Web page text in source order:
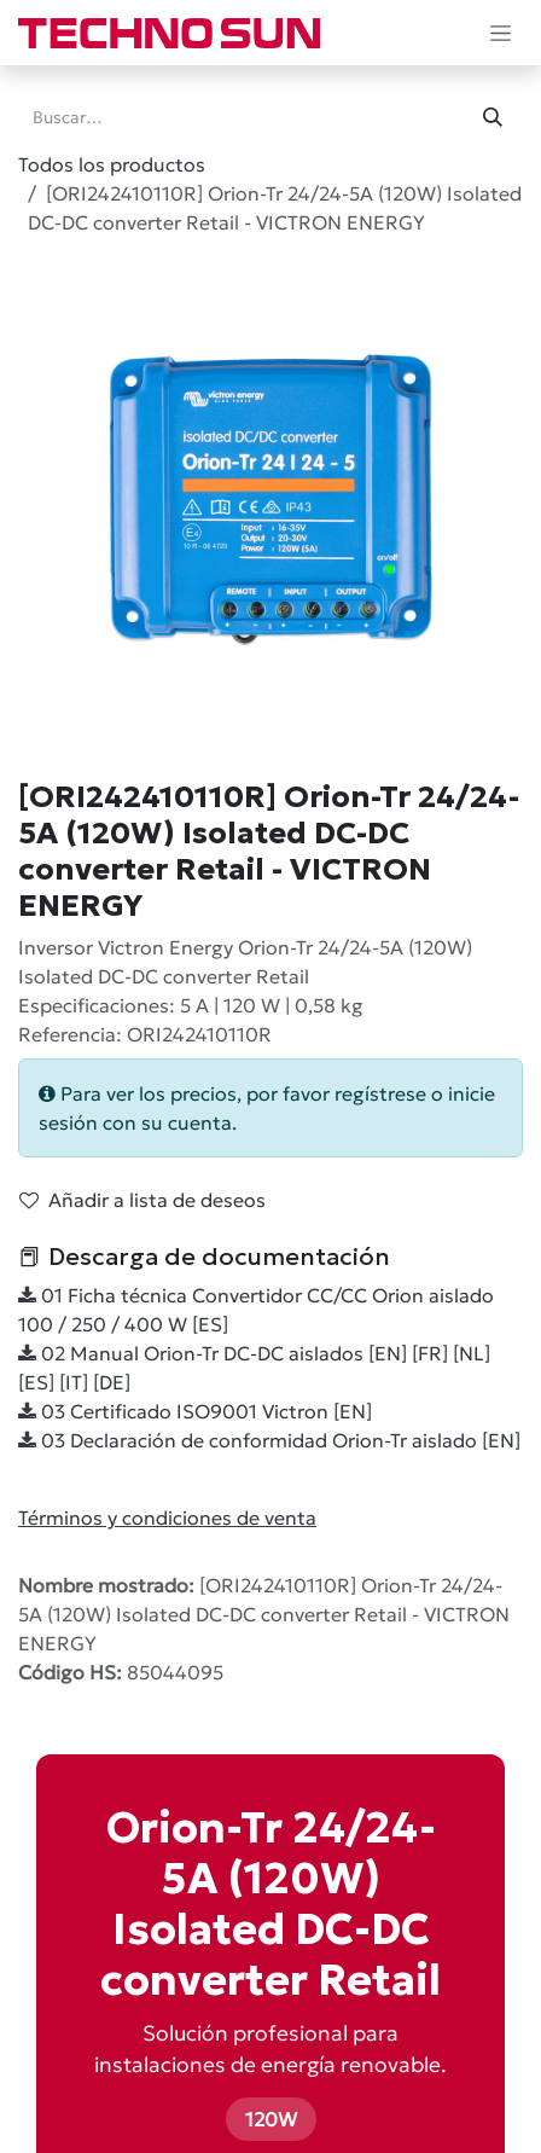
Ir al contenido
Todos los productos
[ORI242410110R] Orion-Tr 24/24-5A (120W) Isolated
DC-DC converter Retail - VICTRON ENERGY
[ORI242410110R] Orion-Tr 24/24-
5A (120W) Isolated DC-DC
converter Retail - VICTRON
ENERGY
Inversor Victron Energy Orion-Tr 24/24-5A (120W)
Isolated DC-DC converter Retail
Especificaciones: 5 A | 120 W | 0,58 kg
Referencia: ORI242410110R
Para ver los precios, por favor regístrese o inicie
sesión con su cuenta.
Añadir a lista de deseos
📕 Descarga de documentación
01 Ficha técnica Convertidor CC/CC Orion aislado
100 / 250 / 400 W [ES]
02 Manual Orion-Tr DC-DC aislados [EN] [FR] [NL]
[ES] [IT] [DE]
03 Certificado ISO9001 Victron [EN]
03 Declaración de conformidad Orion-Tr aislado [EN]
Términos y condiciones de venta
Nombre mostrado: [ORI242410110R] Orion-Tr 24/24-
5A (120W) Isolated DC-DC converter Retail - VICTRON
ENERGY
Código HS: 85044095
Orion-Tr 24/24-
5A (120W)
Isolated DC-DC
converter Retail
Solución profesional para
instalaciones de energía renovable.
120W